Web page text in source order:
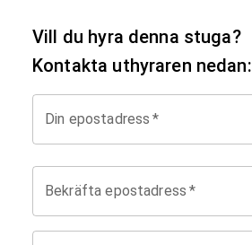
Vill du hyra denna stuga?
Kontakta uthyraren nedan:
Din epostadress *
Bekräfta epostadress *